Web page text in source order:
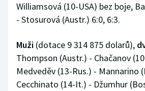
Williamsová (10-USA) bez boje,
- Stosurová (Austr.) 6:0, 6:3.
Muži (dotace 9 314 875 dolarů),
Thompson (Austr.) - Chačanov
Medveděv (13-Rus.) - Mannarino
Cecchinato (14-It.) - Džumhur